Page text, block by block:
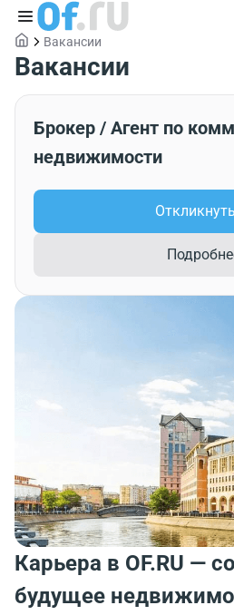
Вакансии
Вакансии
Брокер / Агент по
недвижимости
Карьера в OF.RU —
будущее